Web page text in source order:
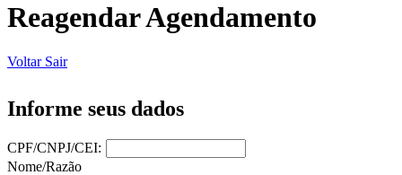
Reagendar Agendamento
Voltar Sair
Informe seus dados
CPF/CNPJ/CEI:
Nome/Razão